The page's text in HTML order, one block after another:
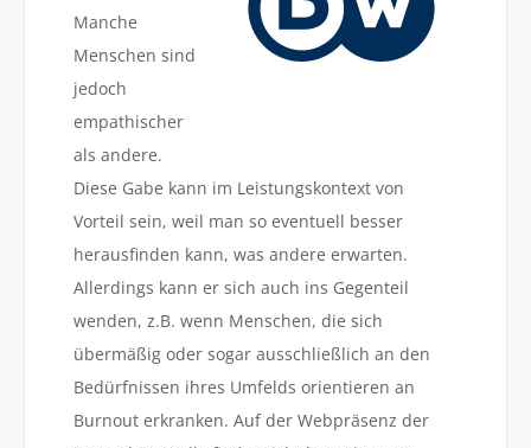
Manche
Menschen sind
jedoch
empathischer
als andere.
Diese Gabe kann im Leistungskontext von
Vorteil sein, weil man so eventuell besser
herausfinden kann, was andere erwarten.
Allerdings kann er sich auch ins Gegenteil
wenden, z.B. wenn Menschen, die sich
übermäßig oder sogar ausschließlich an den
Bedürfnissen ihres Umfelds orientieren an
Burnout erkranken. Auf der Webpräsenz der